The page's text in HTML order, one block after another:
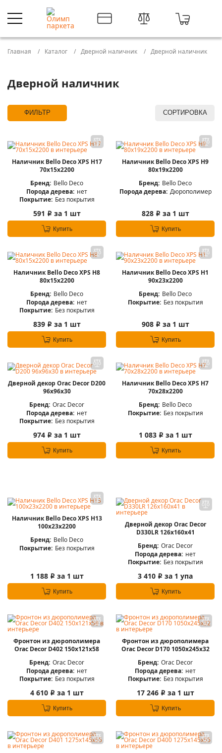
Главная Каталог Дверной наличник Дверной наличник
Дверной наличник
ФИЛЬТР СОРТИРОВКА
Наличник Bello Deco XPS Н17
70х15х2200
Бренд: Bello Deco
Порода дерева: нет
Покрытие: Без покрытия
591 i за 1 шт
Купить
Наличник Bello Deco XPS Н9
80х19х2200
Бренд: Bello Deco
Порода дерева: Дюрополимер
828 i за 1 шт
Купить
Наличник Bello Deco XPS Н8
80х15х2200
Бренд: Bello Deco
Порода дерева: нет
Покрытие: Без покрытия
839 i за 1 шт
Купить
Наличник Bello Deco XPS Н1
90х23х2200
Бренд: Bello Deco
Покрытие: Без покрытия
908 i за 1 шт
Купить
Дверной декор Orac Decor D200
96х96х30
Бренд: Orac Decor
Порода дерева: нет
Покрытие: Без покрытия
974 i за 1 шт
Купить
Наличник Bello Deco XPS Н7
70х28х2200
Бренд: Bello Deco
Покрытие: Без покрытия
1 083 i за 1 шт
Купить
Наличник Bello Deco XPS Н13
100х23х2200
Бренд: Bello Deco
Покрытие: Без покрытия
1 188 i за 1 шт
Купить
Дверной декор Orac Decor
D330LR 126х160х41
Бренд: Orac Decor
Порода дерева: нет
Покрытие: Без покрытия
3 410 i за 1 упа
Купить
Фронтон из дюрополимера
Orac Decor D402 150х121х58
Бренд: Orac Decor
Порода дерева: нет
Покрытие: Без покрытия
4 610 i за 1 шт
Купить
Фронтон из дюрополимера
Orac Decor D170 1050х245х32
Бренд: Orac Decor
Порода дерева: нет
Покрытие: Без покрытия
17 246 i за 1 шт
Купить